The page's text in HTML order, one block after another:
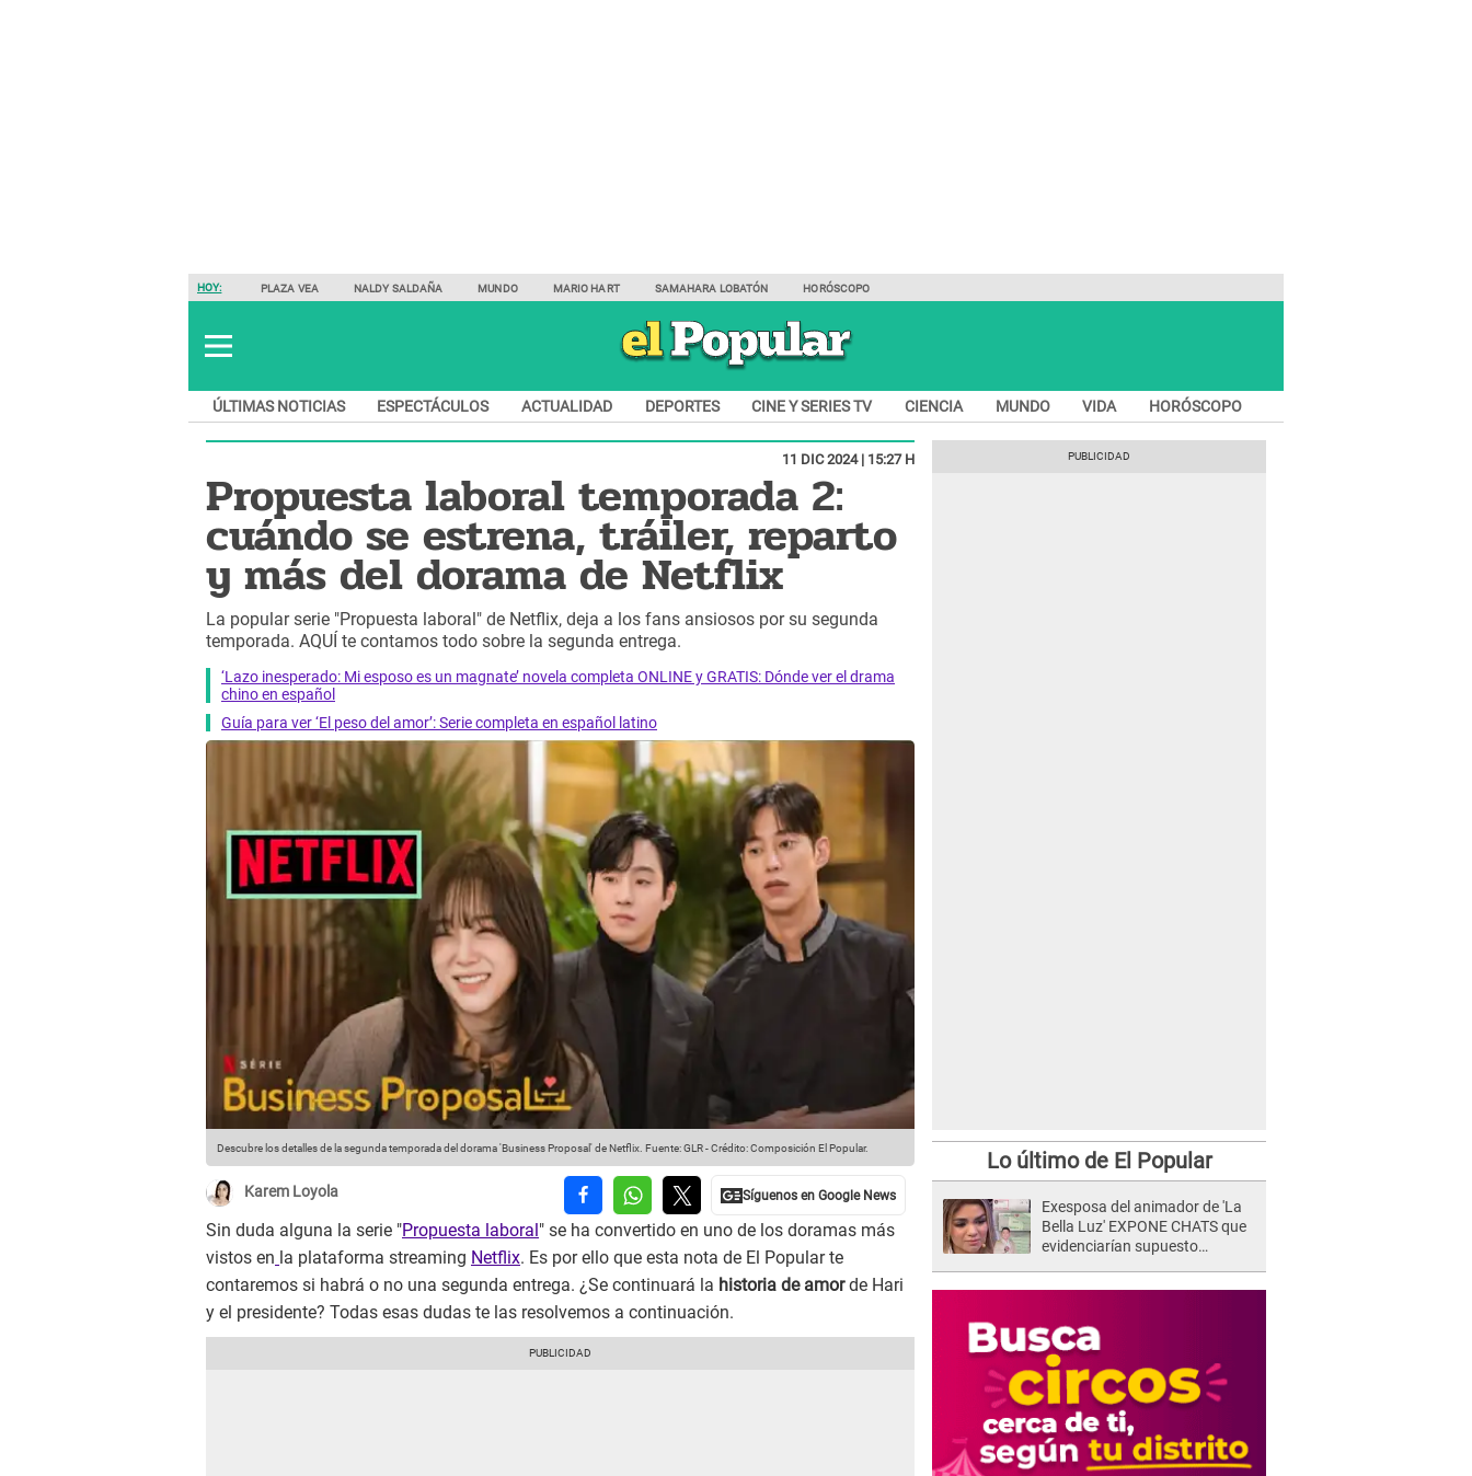
HOY: PLAZA VEA NALDY SALDAÑA MUNDO MARIO HART SAMAHARA LOBATÓN HORÓSCOPO
ÚLTIMAS NOTICIAS ESPECTÁCULOS ACTUALIDAD DEPORTES CINE Y SERIES TV CIENCIA MUNDO VIDA HORÓSCOPO
11 DIC 2024 | 15:27 H
Propuesta laboral temporada 2:
cuándo se estrena, tráiler, reparto
y más del dorama de Netflix
La popular serie "Propuesta laboral" de Netflix, deja a los fans ansiosos por su segunda
temporada. AQUÍ te contamos todo sobre la segunda entrega.
‘Lazo inesperado: Mi esposo es un magnate’ novela completa ONLINE y GRATIS: Dónde ver el drama
chino en español
Guía para ver ‘El peso del amor’: Serie completa en español latino
Descubre los detalles de la segunda temporada del dorama 'Business Proposal' de Netflix. Fuente: GLR-Crédito: Composición El Popular.
Karem Loyola
Sin duda alguna la serie "Propuesta laboral " se ha convertido en uno de los doramas más
vistos en la plataforma streaming Netflix. Es por ello que esta nota de El Popular te
contaremos si habrá o no una segunda entrega. ¿Se continuará la historia de amorde Hari
y el presidente? Todas esas dudas te las resolvemos a continuación.
Lo último de El Popular
Exesposa del animador de 'La
Bella Luz' EXPONE CHATS que
evidenciarían supuesto